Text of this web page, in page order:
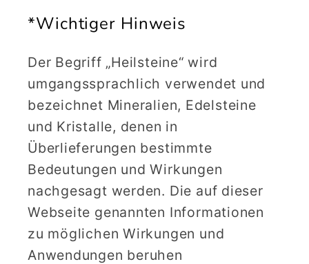
*Wichtiger Hinweis
Der Begriff „Heilsteine“ wird
umgangssprachlich verwendet und
bezeichnet Mineralien, Edelsteine
und Kristalle, denen in
Überlieferungen bestimmte
Bedeutungen und Wirkungen
nachgesagt werden. Die auf dieser
Webseite genannten Informationen
zu möglichen Wirkungen und
Anwendungen beruhen